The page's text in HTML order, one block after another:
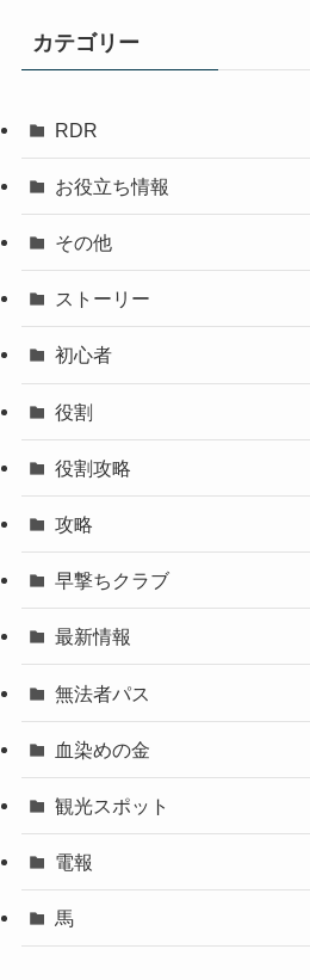
カテゴリー
RDR
お役立ち情報
その他
ストーリー
初心者
役割
役割攻略
攻略
早撃ちクラブ
最新情報
無法者パス
血染めの金
観光スポット
電報
馬